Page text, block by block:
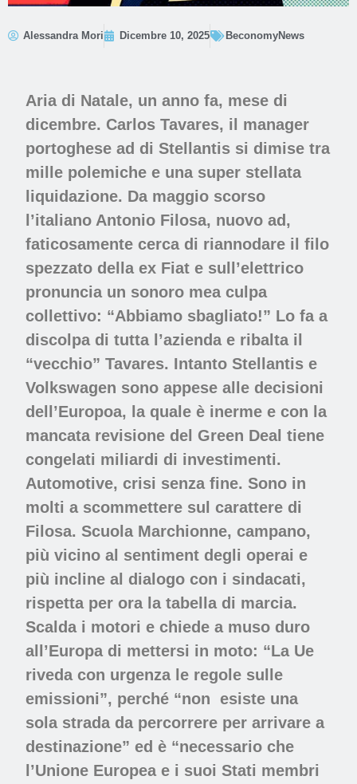
Alessandra Mori Dicembre 10, 2025 BeconomyNews
Aria di Natale, un anno fa, mese di
dicembre. Carlos Tavares, il manager
portoghese ad di Stellantis si dimise tra
mille polemiche e una super stellata
liquidazione. Da maggio scorso
l’italiano Antonio Filosa, nuovo ad,
faticosamente cerca di riannodare il filo
spezzato della ex Fiat e sull’elettrico
pronuncia un sonoro mea culpa
collettivo: “Abbiamo sbagliato!” Lo fa a
discolpa di tutta l’azienda e ribalta il
“vecchio” Tavares. Intanto Stellantis e
Volkswagen sono appese alle decisioni
dell’Europoa, la quale è inerme e con la
mancata revisione del Green Deal tiene
congelati miliardi di investimenti.
Automotive, crisi senza fine. Sono in
molti a scommettere sul carattere di
Filosa. Scuola Marchionne, campano,
più vicino al sentiment degli operai e
più incline al dialogo con i sindacati,
rispetta per ora la tabella di marcia.
Scalda i motori e chiede a muso duro
all’Europa di mettersi in moto: “La Ue
riveda con urgenza le regole sulle
emissioni”, perché “non esiste una
sola strada da percorrere per arrivare a
destinazione” ed è “necessario che
l’Unione Europea e i suoi Stati membri